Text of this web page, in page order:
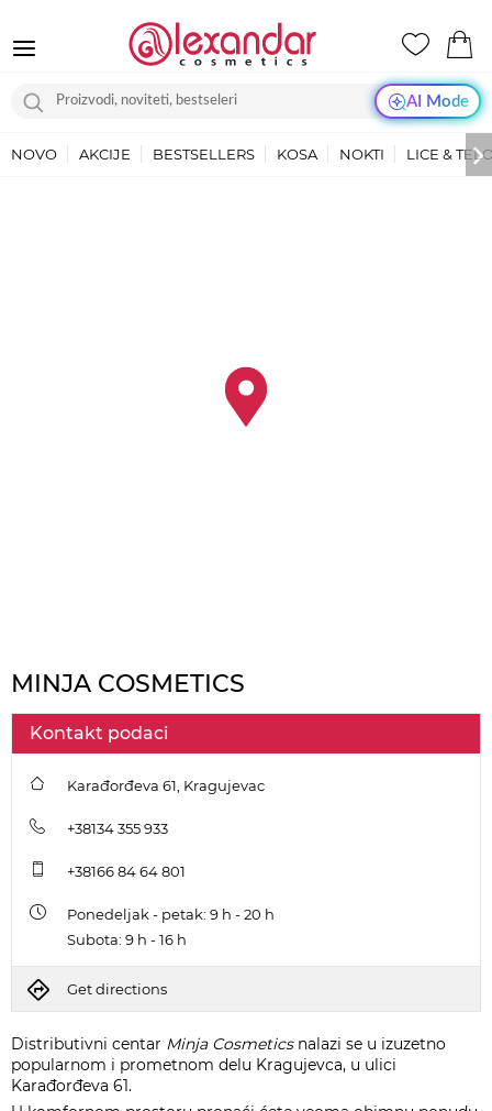
AI Mode
NOVO AKCIJE BESTSELLERS KOSA NOKTI LICE &
MINJA COSMETICS
Distributivni centar Minja Cosmeticsnalazi se u izuzetno
popularnom i prometnom delu Kragujevca, u ulici
Karađorđeva 61.
Kontakt podaci
Karađorđeva 61, Kragujevac
+38134 355 933
+38166 84 64 801
Ponedeljak - petak: 9 h - 20 h
Subota: 9 h - 16 h
Get directions